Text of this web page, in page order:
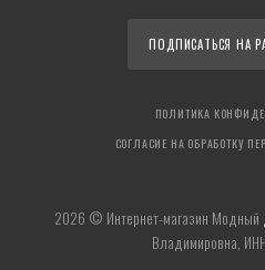
ПОДПИСАТЬСЯ НА
ПОЛИТИКА
СОГЛАСИЕ НА ОБРАБОТКУ
2026 © Интернет-магазин Модный
Владимировна,